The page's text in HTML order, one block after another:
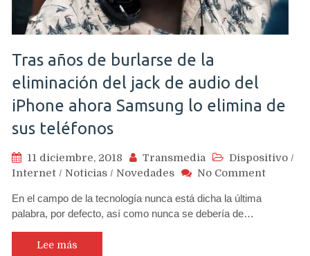
Tras años de burlarse de la
eliminación del jack de audio del
iPhone ahora Samsung lo elimina de
sus teléfonos
11 diciembre, 2018 Transmedia Dispositivo /
Internet / Noticias / Novedades No Commenton
En el campo de la tecnología nunca está dicha la última
palabra, por defecto, así como nunca se debería de…
Lee más